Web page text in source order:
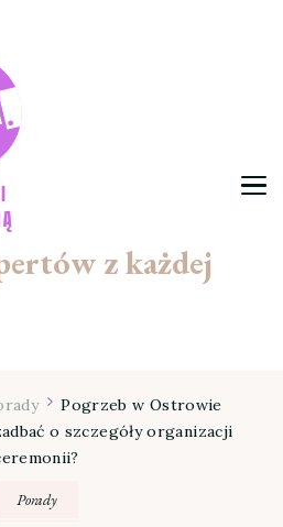
z każdej
Pogrzeb w Ostrowie
o szczegóły organizacji
Porady